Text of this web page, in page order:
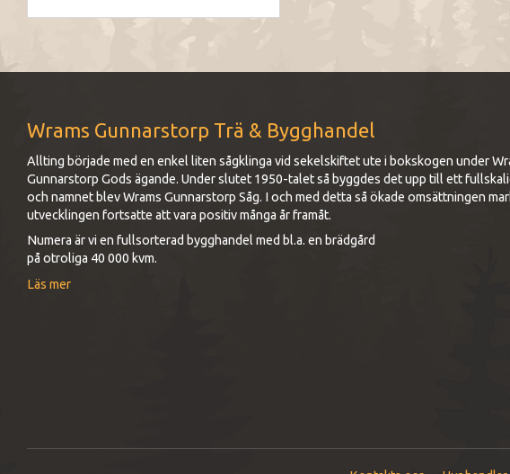
Wrams Gunnarstorp Trä & Bygghandel
Allting började med en enkel liten sågklinga vid sekelskiftet ute i bokskogen under
Gunnarstorp Gods ägande. Under slutet 1950-talet så byggdes det upp till ett
och namnet blev Wrams Gunnarstorp Såg. I och med detta så ökade omsättningen
utvecklingen fortsatte att vara positiv många år framåt.
Numera är vi en fullsorterad bygghandel med bl.a. en brädgård
på otroliga 40 000 kvm.
Läs mer